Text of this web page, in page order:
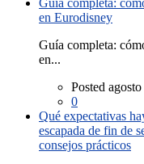
Guía completa:
en Eurodisney
Guía completa:
en...
Posted
0
Qué expectativas
escapada de fin de
consejos prácticos